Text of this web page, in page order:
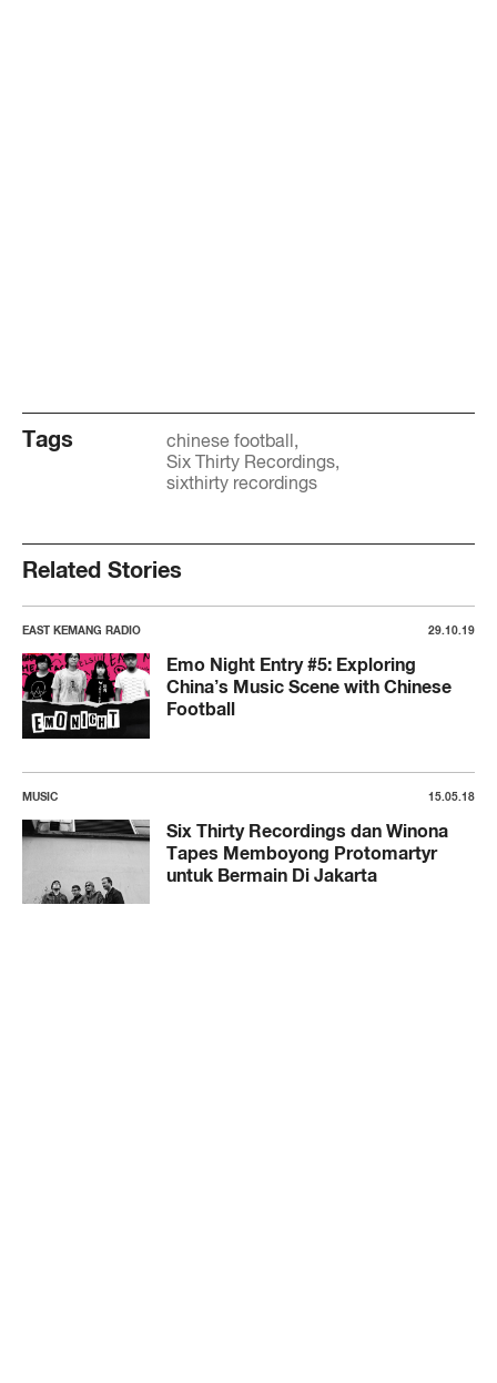
Tags
chinese football
Six Thirty Recordings
sixthirty recordings
Related Stories
EAST KEMANG RADIO 29.10.19
Emo Night Entry #5: Exploring
China’s Music Scene with Chinese
Football
MUSIC 15.05.18
Six Thirty Recordings dan Winona
Tapes Memboyong Protomartyr
untuk Bermain Di Jakarta